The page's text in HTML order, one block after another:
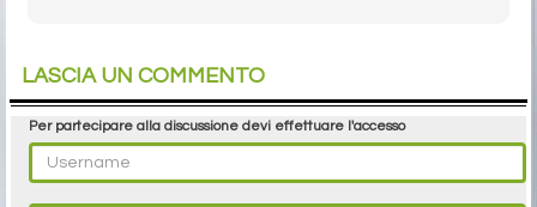
LASCIA UN COMMENTO
Per partecipare alla discussione devi effettuare l'accesso